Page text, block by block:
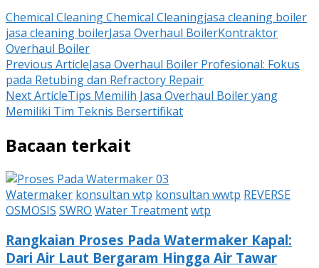
Chemical Cleaning Chemical Cleaningjasa cleaning boiler
jasa cleaning boilerJasa Overhaul BoilerKontraktor
Overhaul Boiler
Post
Navigation
Previous ArticleJasa Overhaul Boiler Profesional: Fokus
pada Retubing dan Refractory Repair
Next ArticleTips Memilih Jasa Overhaul Boiler yang
Memiliki Tim Teknis Bersertifikat
Bacaan terkait
Watermaker konsultan wtp konsultan wwtp REVERSE
OSMOSIS SWRO Water Treatmentwtp
Rangkaian Proses Pada Watermaker Kapal:
Dari Air Laut Bergaram Hingga Air Tawar